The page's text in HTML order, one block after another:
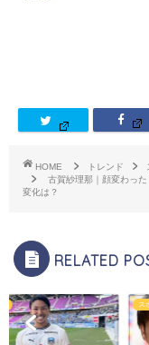
HOME トレンド
古賀紗理那｜顔変わっ
変化は？
RELATED
ス